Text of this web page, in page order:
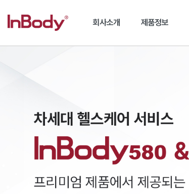
회사소개 제품정보